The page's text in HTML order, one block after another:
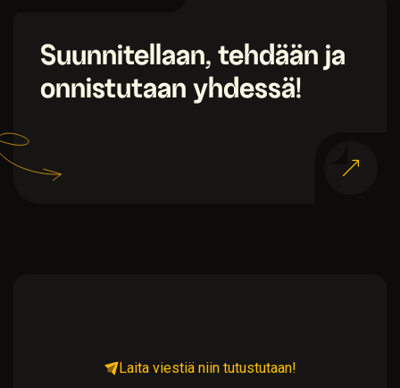
Suunnitellaan, tehdään ja
onnistutaan yhdessä!
Laita viestiä niin tutustutaan!